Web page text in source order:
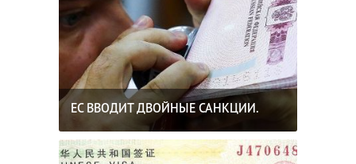
ЕС ВВОДИТ ДВОЙНЫЕ САНКЦИИ.